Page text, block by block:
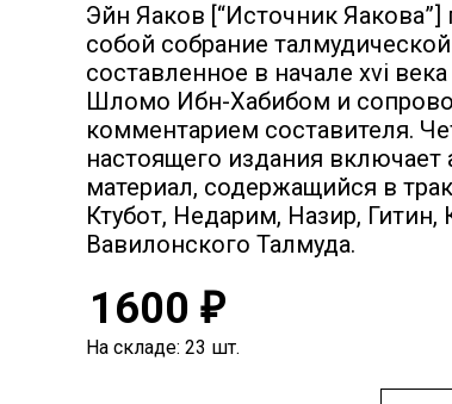
Эйн Яаков [“Источник Яакова”]
собой собрание
составленное в начале xvi
Шломо Ибн-Хабибом и
комментарием составителя.
настоящего издания включает
материал, содержащийся в
Ктубот, Недарим, Назир,
Вавилонского Талмуда.
1600 ₽
На складе: 23 шт.